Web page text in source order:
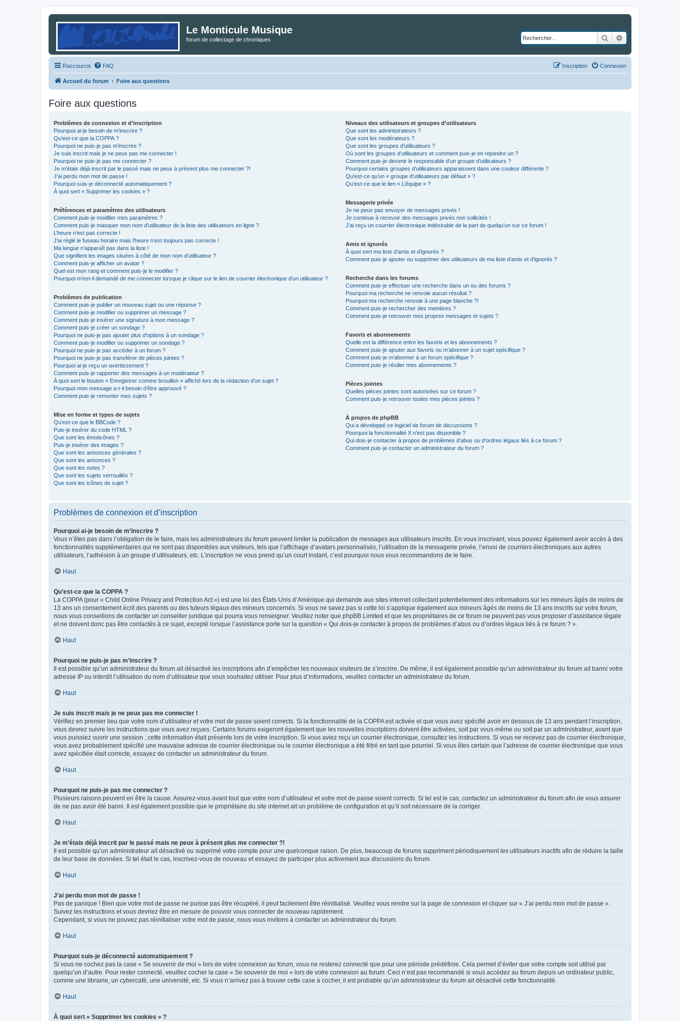
Le Monticule Musique
forum de collectage de chroniques Rechercher
Raccourcis FAQ Connexion
Inscription
Accueil du forum Foire aux questions
Foire aux questions
Problèmes de connexion et d’inscription
Pourquoi ai-je besoin de m’inscrire ?
Qu’est-ce que la COPPA ?
Pourquoi ne puis-je pas m’inscrire ?
Je suis inscrit mais je ne peux pas me connecter !
Pourquoi ne puis-je pas me connecter ?
Je m’étais déjà inscrit par le passé mais ne peux à présent plus me connecter ?!
J’ai perdu mon mot de passe !
Pourquoi suis-je déconnecté automatiquement ?
À quoi sert « Supprimer les cookies » ?
Préférences et paramètres des utilisateurs
Comment puis-je modifier mes paramètres ?
Comment puis-je masquer mon nom d’utilisateur de la liste des utilisateurs en ligne ?
L’heure n’est pas correcte !
J’ai réglé le fuseau horaire mais l’heure n’est toujours pas correcte !
Ma langue n’apparaît pas dans la liste !
Que signifient les images situées à côté de mon nom d’utilisateur ?
Comment puis-je afficher un avatar ?
Quel est mon rang et comment puis-je le modifier ?
Pourquoi m’est-il demandé de me connecter lorsque je clique sur le lien de courrier électronique d’un utilisateur ?
Problèmes de publication
Comment puis-je publier un nouveau sujet ou une réponse ?
Comment puis-je modifier ou supprimer un message ?
Comment puis-je insérer une signature à mon message ?
Comment puis-je créer un sondage ?
Pourquoi ne puis-je pas ajouter plus d’options à un sondage ?
Comment puis-je modifier ou supprimer un sondage ?
Pourquoi ne puis-je pas accéder à un forum ?
Pourquoi ne puis-je pas transférer de pièces jointes ?
Pourquoi ai-je reçu un avertissement ?
Comment puis-je rapporter des messages à un modérateur ?
À quoi sert le bouton « Enregistrer comme brouillon » affiché lors de la rédaction d’un sujet ?
Pourquoi mon message a-t-il besoin d’être approuvé ?
Comment puis-je remonter mes sujets ?
Mise en forme et types de sujets
Qu’est-ce que le BBCode ?
Puis-je insérer du code HTML ?
Que sont les émoticônes ?
Puis-je insérer des images ?
Que sont les annonces générales ?
Que sont les annonces ?
Que sont les notes ?
Que sont les sujets verrouillés ?
Que sont les icônes de sujet ?
Niveaux des utilisateurs et groupes d’utilisateurs
Que sont les administrateurs ?
Que sont les modérateurs ?
Que sont les groupes d’utilisateurs ?
Où sont les groupes d’utilisateurs et comment puis-je en rejoindre un ?
Comment puis-je devenir le responsable d’un groupe d’utilisateurs ?
Pourquoi certains groupes d’utilisateurs apparaissent dans une couleur différente ?
Qu’est-ce qu’un « groupe d’utilisateurs par défaut » ?
Qu’est-ce que le lien « L’équipe » ?
Messagerie privée
Je ne peux pas envoyer de messages privés !
Je continue à recevoir des messages privés non sollicités !
J’ai reçu un courrier électronique indésirable de la part de quelqu’un sur ce forum !
Amis et ignorés
À quoi sert ma liste d’amis et d’ignorés ?
Comment puis-je ajouter ou supprimer des utilisateurs de ma liste d’amis et d’ignorés ?
Recherche dans les forums
Comment puis-je effectuer une recherche dans un ou des forums ?
Pourquoi ma recherche ne renvoie aucun résultat ?
Pourquoi ma recherche renvoie à une page blanche ?!
Comment puis-je rechercher des membres ?
Comment puis-je retrouver mes propres messages et sujets ?
Favoris et abonnements
Quelle est la différence entre les favoris et les abonnements ?
Comment puis-je ajouter aux favoris ou m’abonner à un sujet spécifique ?
Comment puis-je m’abonner à un forum spécifique ?
Comment puis-je résilier mes abonnements ?
Pièces jointes
Quelles pièces jointes sont autorisées sur ce forum ?
Comment puis-je retrouver toutes mes pièces jointes ?
À propos de phpBB
Qui a développé ce logiciel de forum de discussions ?
Pourquoi la fonctionnalité X n’est pas disponible ?
Qui dois-je contacter à propos de problèmes d’abus ou d’ordres légaux liés à ce forum ?
Comment puis-je contacter un administrateur du forum ?
Problèmes de connexion et d’inscription
Pourquoi ai-je besoin de m’inscrire ?
Vous n’êtes pas dans l’obligation de le faire, mais les administrateurs du forum peuvent limiter la publication de messages aux utilisateurs inscrits. En vous inscrivant, vous pouvez également avoir accès à des
fonctionnalités supplémentaires qui ne sont pas disponibles aux visiteurs, tels que l’affichage d’avatars personnalisés, l’utilisation de la messagerie privée, l’envoi de courriers électroniques aux autres
utilisateurs, l’adhésion à un groupe d’utilisateurs, etc. L’inscription ne vous prend qu’un court instant, c’est pourquoi nous vous recommandons de le faire.
Haut
Qu’est-ce que la COPPA ?
La COPPA (pour « Child Online Privacy and Protection Act ») est une loi des États-Unis d’Amérique qui demande aux sites internet collectant potentiellement des informations sur les mineurs âgés de moins de
13 ans un consentement écrit des parents ou des tuteurs légaux des mineurs concernés. Si vous ne savez pas si cette loi s’applique également aux mineurs âgés de moins de 13 ans inscrits sur votre forum,
nous vous conseillons de contacter un conseiller juridique qui pourra vous renseigner. Veuillez noter que phpBB Limited et que les propriétaires de ce forum ne peuvent pas vous proposer d’assistance légale
et ne doivent donc pas être contactés à ce sujet, excepté lorsque l’assistance porte sur la question « Qui dois-je contacter à propos de problèmes d’abus ou d’ordres légaux liés à ce forum ? ».
Haut
Pourquoi ne puis-je pas m’inscrire ?
Il est possible qu’un administrateur du forum ait désactivé les inscriptions afin d’empêcher les nouveaux visiteurs de s’inscrire. De même, il est également possible qu’un administrateur du forum ait banni votre
adresse IP ou interdit l’utilisation du nom d’utilisateur que vous souhaitez utiliser. Pour plus d’informations, veuillez contacter un administrateur du forum.
Haut
Je suis inscrit mais je ne peux pas me connecter !
Vérifiez en premier lieu que votre nom d’utilisateur et votre mot de passe soient corrects. Si la fonctionnalité de la COPPA est activée et que vous avez spécifié avoir en dessous de 13 ans pendant l’inscription,
vous devrez suivre les instructions que vous avez reçues. Certains forums exigeront également que les nouvelles inscriptions doivent être activées, soit par vous-même ou soit par un administrateur, avant que
vous puissiez ouvrir une session ; cette information était présente lors de votre inscription. Si vous aviez reçu un courrier électronique, consultez les instructions. Si vous ne recevez pas de courrier électronique,
vous avez probablement spécifié une mauvaise adresse de courrier électronique ou le courrier électronique a été filtré en tant que pourriel. Si vous êtes certain que l’adresse de courrier électronique que vous
avez spécifiée était correcte, essayez de contacter un administrateur du forum.
Haut
Pourquoi ne puis-je pas me connecter ?
Plusieurs raisons peuvent en être la cause. Assurez-vous avant tout que votre nom d’utilisateur et votre mot de passe soient corrects. Si tel est le cas, contactez un administrateur du forum afin de vous assurer
de ne pas avoir été banni. Il est également possible que le propriétaire du site internet ait un problème de configuration et qu’il soit nécessaire de la corriger.
Haut
Je m’étais déjà inscrit par le passé mais ne peux à présent plus me connecter ?!
Il est possible qu’un administrateur ait désactivé ou supprimé votre compte pour une quelconque raison. De plus, beaucoup de forums suppriment périodiquement les utilisateurs inactifs afin de réduire la taille
de leur base de données. Si tel était le cas, inscrivez-vous de nouveau et essayez de participer plus activement aux discussions du forum.
Haut
J’ai perdu mon mot de passe !
Pas de panique ! Bien que votre mot de passe ne puisse pas être récupéré, il peut facilement être réinitialisé. Veuillez vous rendre sur la page de connexion et cliquer sur « J’ai perdu mon mot de passe ».
Suivez les instructions et vous devriez être en mesure de pouvoir vous connecter de nouveau rapidement.
Cependant, si vous ne pouvez pas réinitialiser votre mot de passe, nous vous invitons à contacter un administrateur du forum.
Haut
Pourquoi suis-je déconnecté automatiquement ?
Si vous ne cochez pas la case « Se souvenir de moi » lors de votre connexion au forum, vous ne resterez connecté que pour une période prédéfinie. Cela permet d’éviter que votre compte soit utilisé par
quelqu’un d’autre. Pour rester connecté, veuillez cocher la case « Se souvenir de moi » lors de votre connexion au forum. Ceci n’est pas recommandé si vous accédez au forum depuis un ordinateur public,
comme une librairie, un cybercafé, une université, etc. Si vous n’arrivez pas à trouver cette case à cocher, il est probable qu’un administrateur du forum ait désactivé cette fonctionnalité.
Haut
À quoi sert « Supprimer les cookies » ?